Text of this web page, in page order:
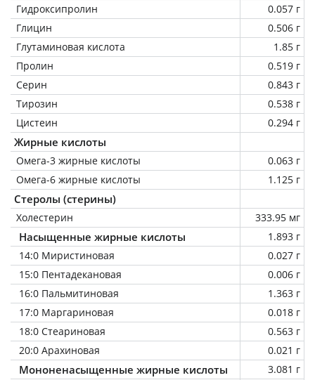
Гидроксипролин
0.057 г
Глицин
0.506 г
Глутаминовая кислота
1.85 г
Пролин
0.519 г
Серин
0.843 г
Тирозин
0.538 г
Цистеин
0.294 г
Жирные кислоты
Омега-3 жирные кислоты
0.063 г
Омега-6 жирные кислоты
1.125 г
Стеролы (стерины)
Холестерин 333.95 мг
Насыщенные жирные кислоты
1.893 г
14:0 Миристиновая
0.027 г
15:0 Пентадекановая
0.006 г
16:0 Пальмитиновая
1.363 г
17:0 Маргариновая
0.018 г
18:0 Стеариновая
0.563 г
20:0 Арахиновая
0.021 г
Мононенасыщенные жирные кислоты
3.081 г